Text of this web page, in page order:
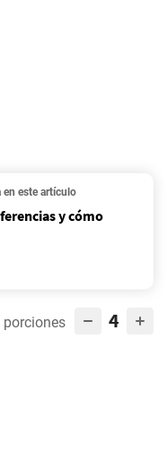
en este artículo
y cómo
porciones 4